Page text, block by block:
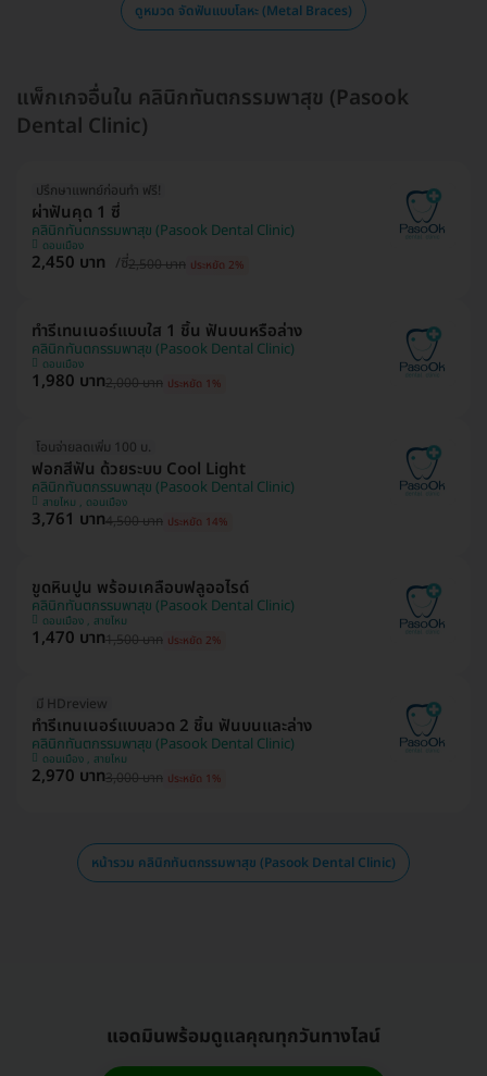
ดูหมวด จัดฟันแบบโลหะ (Metal Braces)
แพ็กเกจอื่นใน คลินิกทันตกรรมพาสุข (Pasook
Dental Clinic)
ปรึกษาแพทย์ก่อนทำ ฟรี!
ผ่าฟันคุด 1 ซี่
คลินิกทันตกรรมพาสุข (Pasook Dental Clinic)
ดอนเมือง
2,450 บาท /ซี่2,500 บาท ประหยัด 2%
ทำรีเทนเนอร์แบบใส 1 ชิ้น ฟันบนหรือล่าง
คลินิกทันตกรรมพาสุข (Pasook Dental Clinic)
ดอนเมือง
1,980 บาท2,000 บาท ประหยัด 1%
โอนจ่ายลดเพิ่ม 100 บ.
ฟอกสีฟัน ด้วยระบบ Cool Light
คลินิกทันตกรรมพาสุข (Pasook Dental Clinic)
สายไหม , ดอนเมือง
3,761 บาท4,500 บาท ประหยัด 14%
ขูดหินปูน พร้อมเคลือบฟลูออไรด์
คลินิกทันตกรรมพาสุข (Pasook Dental Clinic)
ดอนเมือง , สายไหม
1,470 บาท1,500 บาท ประหยัด 2%
มี HDreview
ทำรีเทนเนอร์แบบลวด 2 ชิ้น ฟันบนและล่าง
คลินิกทันตกรรมพาสุข (Pasook Dental Clinic)
ดอนเมือง , สายไหม
2,970 บาท3,000 บาท ประหยัด 1%
หน้ารวม คลินิกทันตกรรมพาสุข (Pasook Dental Clinic)
แอดมินพร้อมดูแลคุณทุกวันทางไลน์